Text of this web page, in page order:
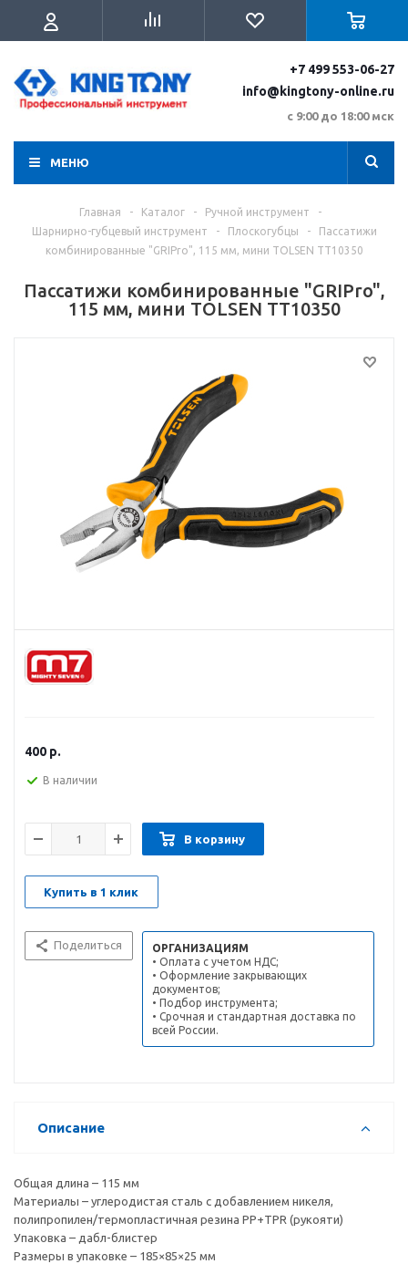
+7 499 553-06-27
info@kingtony-online.ru
с 9:00 до 18:00 мск
МЕНЮ
Главная - Каталог - Ручной инструмент
-
Шарнирно-губцевый инструмент
- Плоскогубцы -
Пассатижи
комбинированные "GRIPro", 115 мм, мини TOLSEN TT10350
Пассатижи комбинированные "GRIPro",
115 мм, мини TOLSEN TT10350
400 р.
В наличии
В корзину
Купить в 1 клик
Поделиться
ОРГАНИЗАЦИЯМ
• Оплата с учетом НДС;
• Оформление закрывающих
документов;
• Подбор инструмента;
• Срочная и стандартная доставка по
всей России.
Описание
Общая длина – 115 мм
Материалы – углеродистая сталь с добавлением никеля,
полипропилен/термопластичная резина PP+TPR (рукояти)
Упаковка – дабл-блистер
Размеры в упаковке – 185×85×25 мм